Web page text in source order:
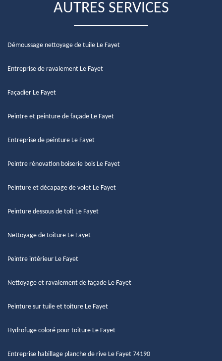
AUTRES SERVICES
Démoussage nettoyage de tuile Le Fayet
Entreprise de ravalement Le Fayet
Façadier Le Fayet
Peintre et peinture de façade Le Fayet
Entreprise de peinture Le Fayet
Peintre rénovation boiserie bois Le Fayet
Peinture et décapage de volet Le Fayet
Peinture dessous de toit Le Fayet
Nettoyage de toiture Le Fayet
Peintre intérieur Le Fayet
Nettoyage et ravalement de façade Le Fayet
Peinture sur tuile et toiture Le Fayet
Hydrofuge coloré pour toiture Le Fayet
Entreprise habillage planche de rive Le Fayet 74190